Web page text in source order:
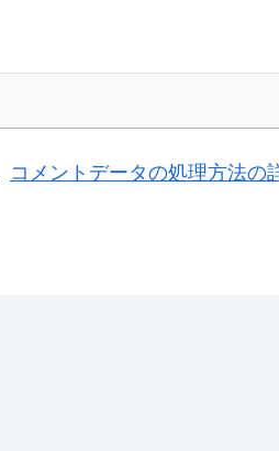
コメントデータの処理方法の